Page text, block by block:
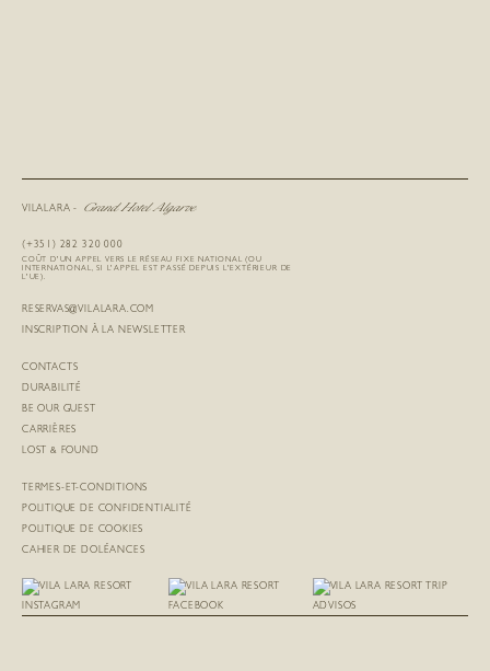
VILALARA - Grand Hotel Algarve
(+351) 282 320 000
COÛT D'UN APPEL VERS LE RÉSEAU FIXE NATIONAL (OU
INTERNATIONAL, SI L'APPEL EST PASSÉ DEPUIS L'EXTÉRIEUR DE
L'UE).
RESERVAS@VILALARA.COM
INSCRIPTION À LA NEWSLETTER
CONTACTS
DURABILITÉ
BE OUR GUEST
CARRIÈRES
LOST & FOUND
TERMES-ET-CONDITIONS
POLITIQUE DE CONFIDENTIALITÉ
POLITIQUE DE COOKIES
CAHIER DE DOLÉANCES